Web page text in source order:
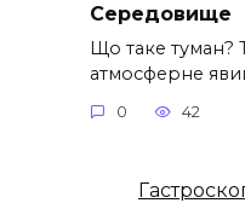
Середовище
Що таке туман?
атмосферне
0 42